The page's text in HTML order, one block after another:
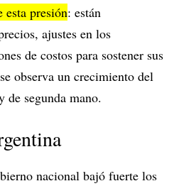
esta presión: están
ajustes en los
de costos para sostener sus
observa un crecimiento del
de segunda mano.
nacional bajó fuerte los